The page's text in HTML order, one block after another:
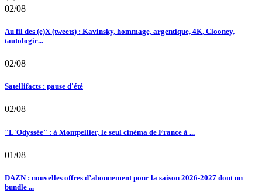
02/08
Au fil des (e)X (tweets) : Kavinsky, hommage, argentique, 4K, Clooney,
tautologie...
02/08
Satellifacts : pause d'été
02/08
"L'Odyssée" : à Montpellier, le seul cinéma de France à ...
01/08
DAZN : nouvelles offres d’abonnement pour la saison 2026-2027 dont un
bundle ...